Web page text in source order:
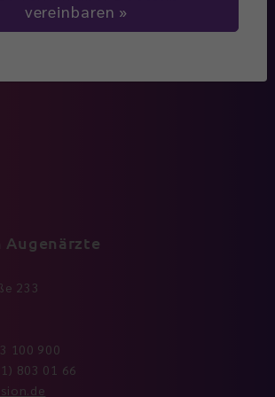
vereinbaren
Augenärzte
233
100 900
803 01 66